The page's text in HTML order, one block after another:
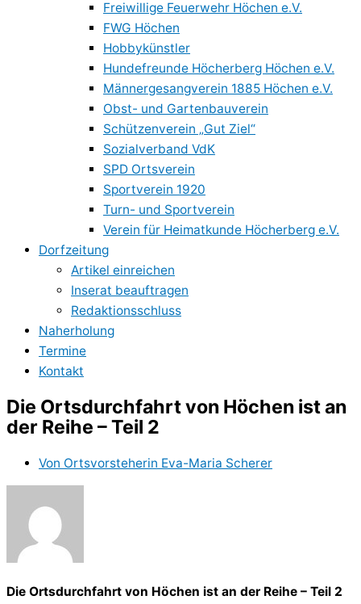
Freiwillige Feuerwehr Höchen e.V.
FWG Höchen
Hobbykünstler
Hundefreunde Höcherberg Höchen e.V.
Männergesangverein 1885 Höchen e.V.
Obst- und Gartenbauverein
Schützenverein „Gut Ziel“
Sozialverband VdK
SPD Ortsverein
Sportverein 1920
Turn- und Sportverein
Verein für Heimatkunde Höcherberg e.V.
Dorfzeitung
Artikel einreichen
Inserat beauftragen
Redaktionsschluss
Naherholung
Termine
Kontakt
Die Ortsdurchfahrt von Höchen ist an
der Reihe – Teil 2
Von Ortsvorsteherin Eva-Maria Scherer
Die Ortsdurchfahrt von Höchen ist an der Reihe – Teil 2